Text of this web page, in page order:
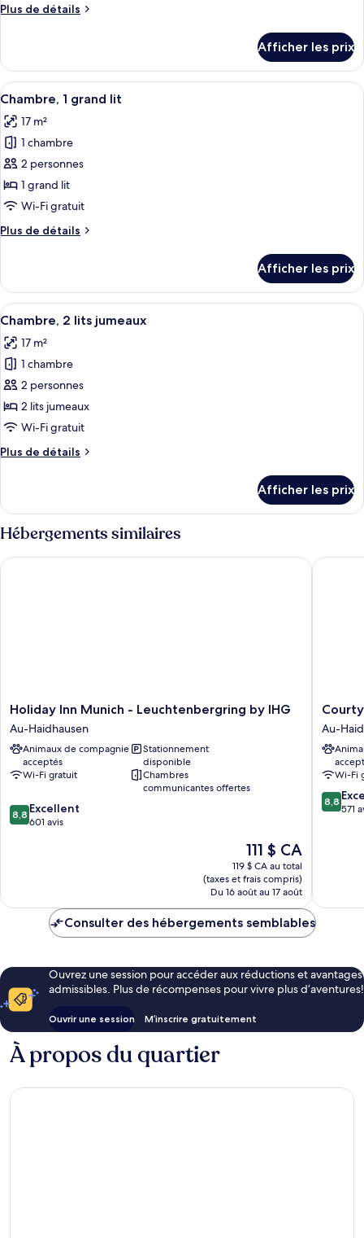
chambre :
lit
double
Plus de détails
Plus
Chambre
familiale,
1
double
Afficher les prix
Afficher
toutes
les
photos
pour
ce
type
chambre :
grand
lit
Une chambre d’hôtel avec un lit, un
8
Chambre, 1 grand lit
17 m²
1 chambre
2 personnes
1 grand lit
Wi-Fi gratuit
Plus de détails
Plus
Chambre,
grand
Afficher les prix
Afficher
toutes
les
photos
pour
ce
type
chambre :
lits
jumeaux
Une chambre d’hôtel avec un lit, un
5
Chambre, 2 lits jumeaux
17 m²
1 chambre
2 personnes
2 lits jumeaux
Wi-Fi gratuit
Plus de détails
Plus
Chambre,
2
lits
jumeaux
Afficher les prix
Hébergements similaires
Holiday
Inn
Munich
-
Leuchtenbergring
by
Au-
Haidhausen
Holiday Inn Munich - Leuchtenbergring by IHG
Au-Haidhausen
Animaux de compagnie
acceptés
Stationnement
disponible
Wi-Fi gratuit
Chambres
communicantes offertes
8.8
sur
8,8 Excellent
601 avis
Le
prix
est
de
111 $ CA
111 $ CA
119 $ CA au total
(taxes et frais compris)
Du 16 août au 17 août
Holiday Inn Munich - Leuchtenbergring by IHG
City
Ost
Au-
Au-
Wi-Fi
8.8
sur
8,8
571
Consulter des hébergements semblables
Ouvrez une session pour accéder aux réductions et avantages
admissibles. Plus de récompenses pour vivre plus d’aventures!
Ouvrir une session M’inscrire gratuitement
À propos du quartier